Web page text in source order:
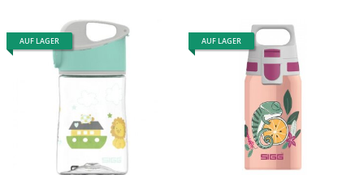
AUF LAGER AUF LAGER